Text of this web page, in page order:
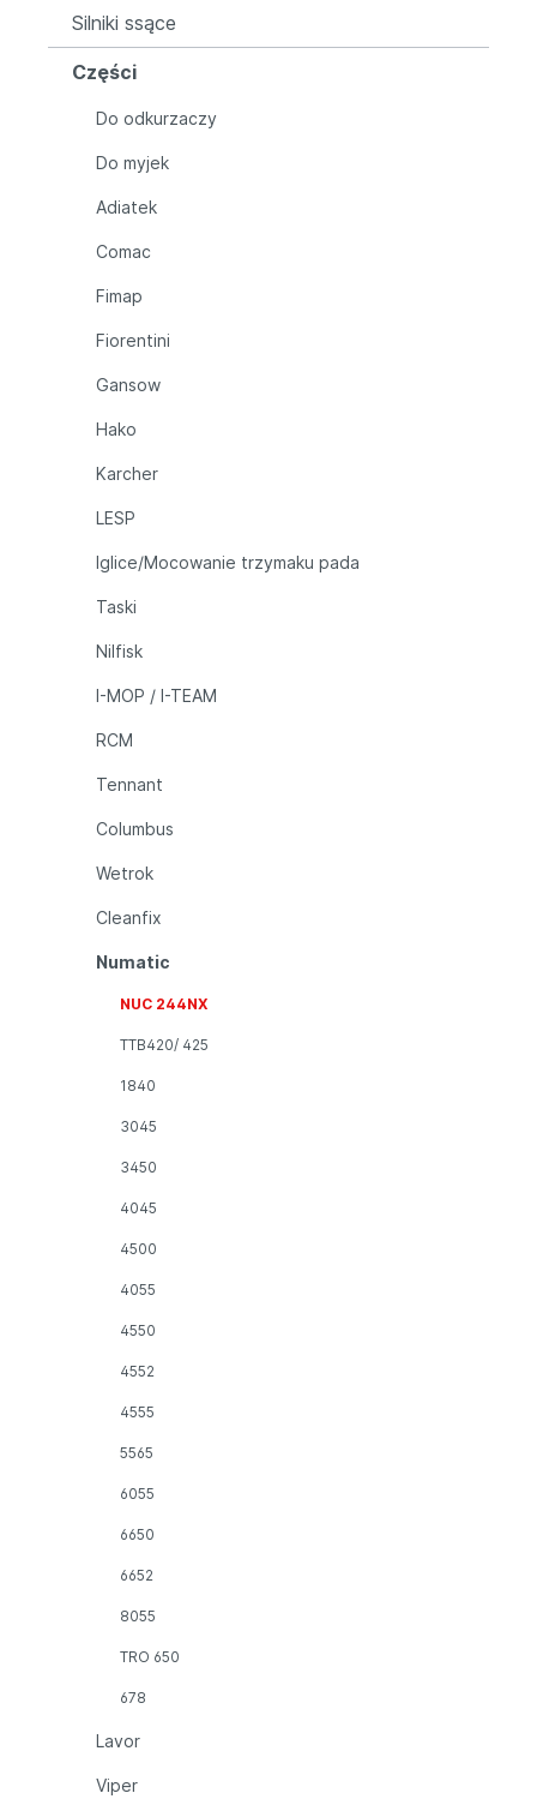
Silniki ssące
Części
Do odkurzaczy
Do myjek
Adiatek
Comac
Fimap
Fiorentini
Gansow
Hako
Karcher
LESP
Iglice/Mocowanie trzymaku pada
Taski
Nilfisk
I-MOP / I-TEAM
RCM
Tennant
Columbus
Wetrok
Cleanfix
Numatic
NUC 244NX
TTB420/ 425
1840
3045
3450
4045
4500
4055
4550
4552
4555
5565
6055
6650
6652
8055
TRO 650
678
Lavor
Viper